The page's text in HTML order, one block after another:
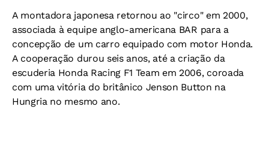
A montadora japonesa retornou ao "circo" em 2000,
associada à equipe anglo-americana BAR para a
concepção de um carro equipado com motor Honda.
A cooperação durou seis anos, até a criação da
escuderia Honda Racing F1 Team em 2006, coroada
com uma vitória do britânico Jenson Button na
Hungria no mesmo ano.